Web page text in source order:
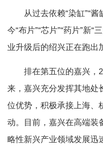
从过去依赖“染缸”“酱
今“布片”“芯片”“药片”新
业升级后的绍兴正在跑出
排在第五位的嘉兴，
来，嘉兴充分发挥其地处
位优势，积极承接上海、
动。目前，嘉兴在高端装
略性新兴产业领域发展迅